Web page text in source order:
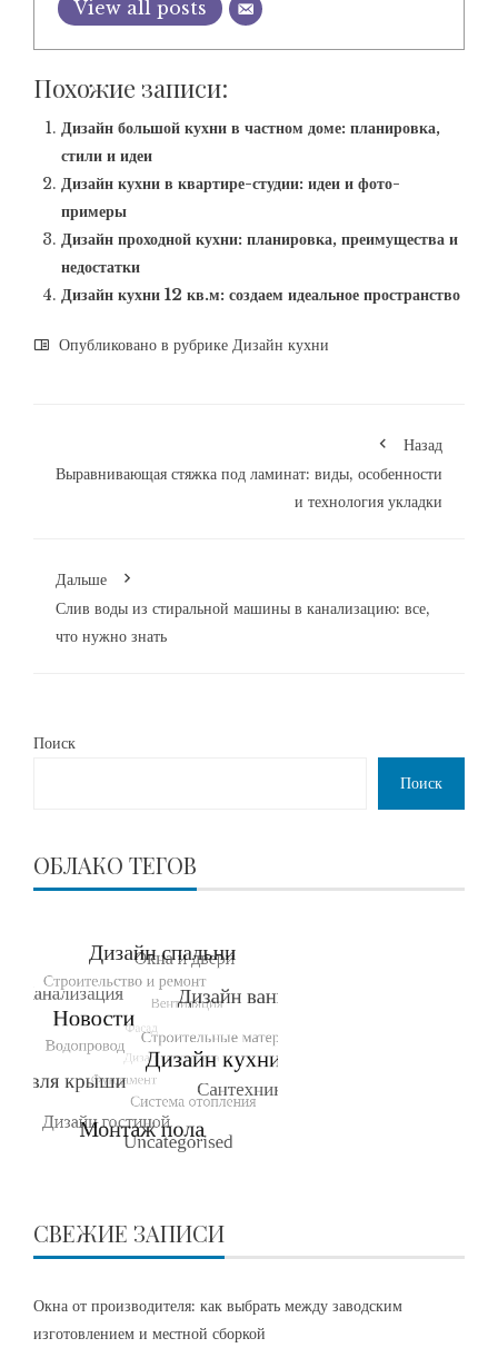
View all posts
Похожие записи:
Дизайн большой кухни в частном доме: планировка,
стили и идеи
Дизайн кухни в квартире-студии: идеи и фото-
примеры
Дизайн проходной кухни: планировка, преимущества и
недостатки
Дизайн кухни 12 кв.м: создаем идеальное пространство
Опубликовано в рубрике Дизайн кухни
Назад
Выравнивающая стяжка под ламинат: виды, особенности
и технология укладки
Дальше
Слив воды из стиральной машины в канализацию: все,
что нужно знать
Поиск
Поиск
ОБЛАКО ТЕГОВ
СВЕЖИЕ ЗАПИСИ
Окна от производителя: как выбрать между заводским
изготовлением и местной сборкой